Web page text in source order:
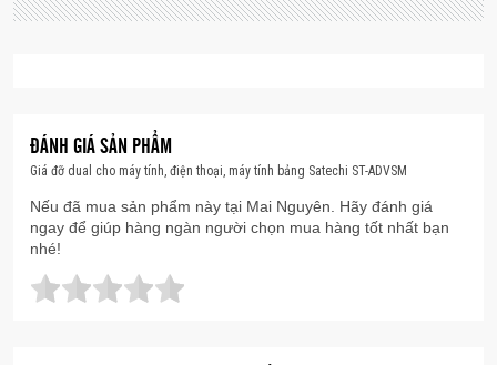
ĐÁNH GIÁ SẢN PHẨM
Giá đỡ dual cho máy tính, điện thoại, máy tính bảng Satechi ST-ADVSM
Nếu đã mua sản phẩm này tại Mai Nguyên. Hãy đánh giá
ngay để giúp hàng ngàn người chọn mua hàng tốt nhất bạn
nhé!